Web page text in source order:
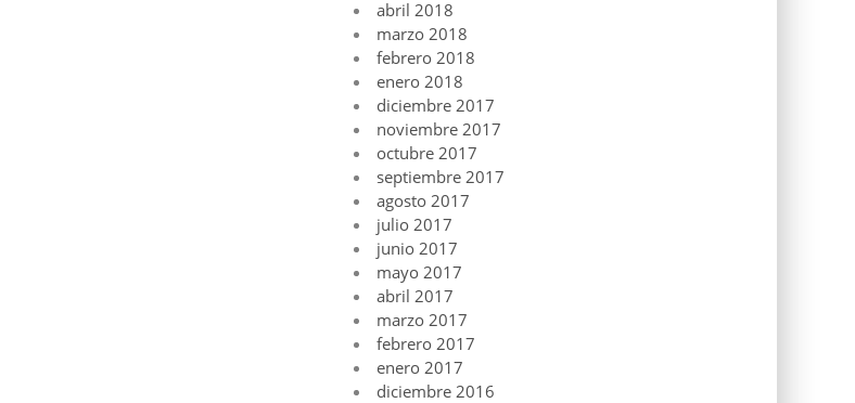
abril 2018
marzo 2018
febrero 2018
enero 2018
diciembre 2017
noviembre 2017
octubre 2017
septiembre 2017
agosto 2017
julio 2017
junio 2017
mayo 2017
abril 2017
marzo 2017
febrero 2017
enero 2017
diciembre 2016